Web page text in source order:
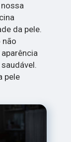
da pele.
não
pele